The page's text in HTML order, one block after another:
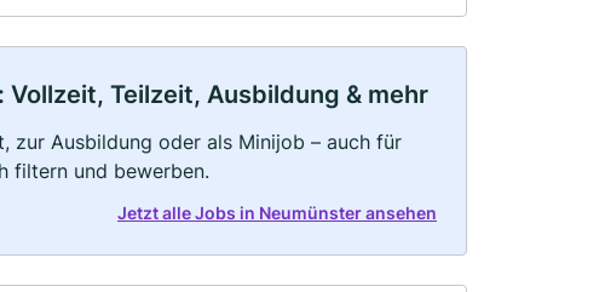
Teilzeit, Ausbildung & mehr
zur Ausbildung oder als Minijob – auch für
filtern und bewerben.
Jetzt alle Jobs in Neumünster ansehen